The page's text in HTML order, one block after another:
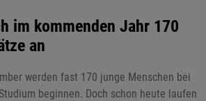
im kommenden Jahr 170
an
werden fast 170 junge Menschen bei
beginnen. Doch schon heute laufen